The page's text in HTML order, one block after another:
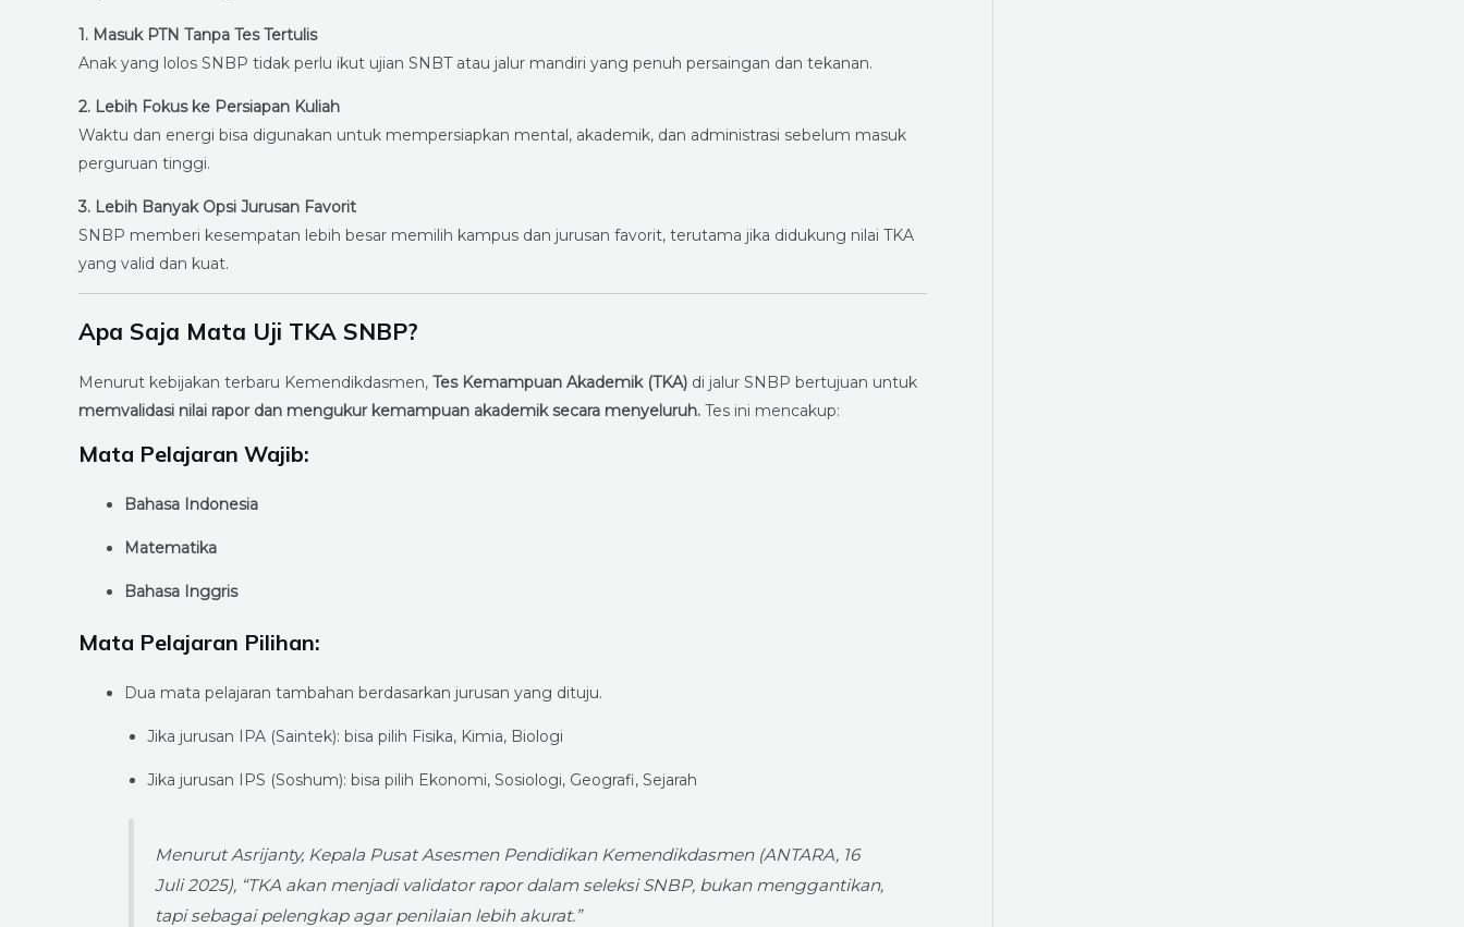
1. Masuk PTN Tanpa Tes Tertulis
Anak yang lolos SNBP tidak perlu ikut ujian SNBT atau jalur mandiri yang penuh persaingan dan tekanan.
2. Lebih Fokus ke Persiapan Kuliah
Waktu dan energi bisa digunakan untuk mempersiapkan mental, akademik, dan administrasi sebelum masuk
perguruan tinggi.
3. Lebih Banyak Opsi Jurusan Favorit
SNBP memberi kesempatan lebih besar memilih kampus dan jurusan favorit, terutama jika didukung nilai TKA
yang valid dan kuat.
Apa Saja Mata Uji TKA SNBP?
Menurut kebijakan terbaru Kemendikdasmen, Tes Kemampuan Akademik (TKA) di jalur SNBP bertujuan untuk
memvalidasi nilai rapor dan mengukur kemampuan akademik secara menyeluruh. Tes ini mencakup:
Mata Pelajaran Wajib:
Bahasa Indonesia
Matematika
Bahasa Inggris
Mata Pelajaran Pilihan:
Dua mata pelajaran tambahan berdasarkan jurusan yang dituju.
Jika jurusan IPA (Saintek): bisa pilih Fisika, Kimia, Biologi
Jika jurusan IPS (Soshum): bisa pilih Ekonomi, Sosiologi, Geografi, Sejarah
Menurut Asrijanty, Kepala Pusat Asesmen Pendidikan Kemendikdasmen (ANTARA, 16
Juli 2025), “TKA akan menjadi validator rapor dalam seleksi SNBP, bukan menggantikan,
tapi sebagai pelengkap agar penilaian lebih akurat.”